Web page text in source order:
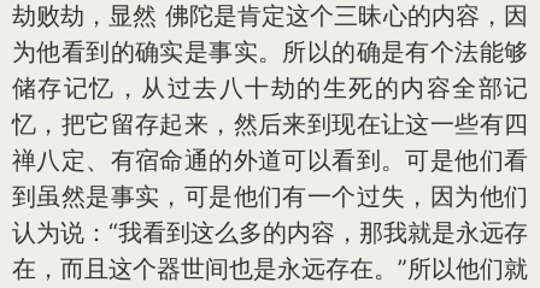
劫败劫，显然 佛陀是肯定这个三昧心的内容，因
为他看到的确实是事实。所以的确是有个法能够
储存记忆，从过去八十劫的生死的内容全部记
忆，把它留存起来，然后来到现在让这一些有四
禅八定、有宿命通的外道可以看到。可是他们看
到虽然是事实，可是他们有一个过失，因为他们
认为说：“我看到这么多的内容，那我就是永远存
在，而且这个器世间也是永远存在。”所以他们就